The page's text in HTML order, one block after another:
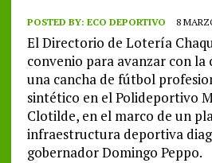
POSTED BY: ECO DEPORTIVO 8
El Directorio de Lotería
convenio para avanzar con la
una cancha de fútbol
sintético en el Polideportivo
Clotilde, en el marco de un
infraestructura deportiva
gobernador Domingo Peppo.